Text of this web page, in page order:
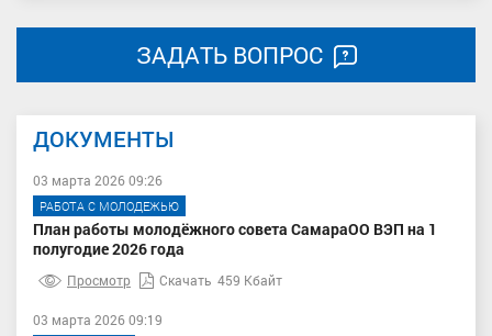
ЗАДАТЬ ВОПРОС
ДОКУМЕНТЫ
03 марта 2026 09:26
РАБОТА С МОЛОДЕЖЬЮ
План работы молодёжного совета СамараОО ВЭП на 1
полугодие 2026 года
Просмотр Скачать 459 Кбайт
03 марта 2026 09:19